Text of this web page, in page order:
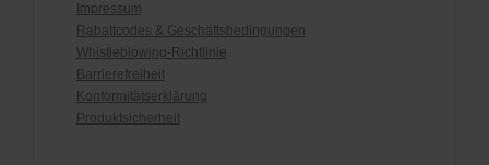
Impressum
Rabattcodes & Geschäftsbedingungen
Whistleblowing-Richtlinie
Barrierefreiheit
Konformitätserklärung
Produktsicherheit